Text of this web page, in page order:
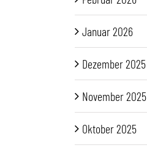
Januar 2026
Dezember 2025
November 2025
Oktober 2025